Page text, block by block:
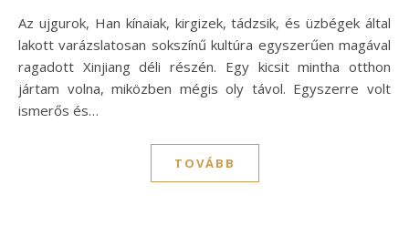
Az ujgurok, Han kínaiak, kirgizek, tádzsik, és üzbégek által
lakott varázslatosan sokszínű kultúra egyszerűen magával
ragadott Xinjiang déli részén. Egy kicsit mintha otthon
jártam volna, miközben mégis oly távol. Egyszerre volt
ismerős és…
TOVÁBB